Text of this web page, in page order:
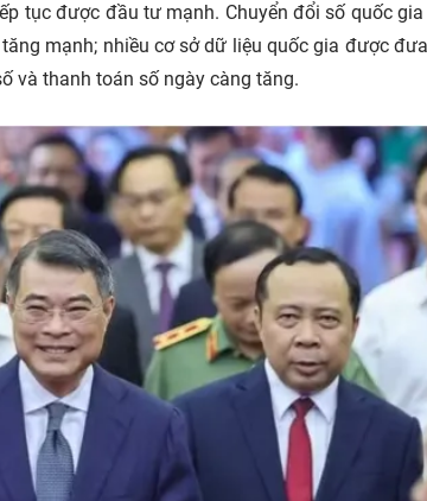
tục được đầu tư mạnh. Chuyển đổi số quốc
mạnh; nhiều cơ sở dữ liệu quốc gia được
và thanh toán số ngày càng tăng.